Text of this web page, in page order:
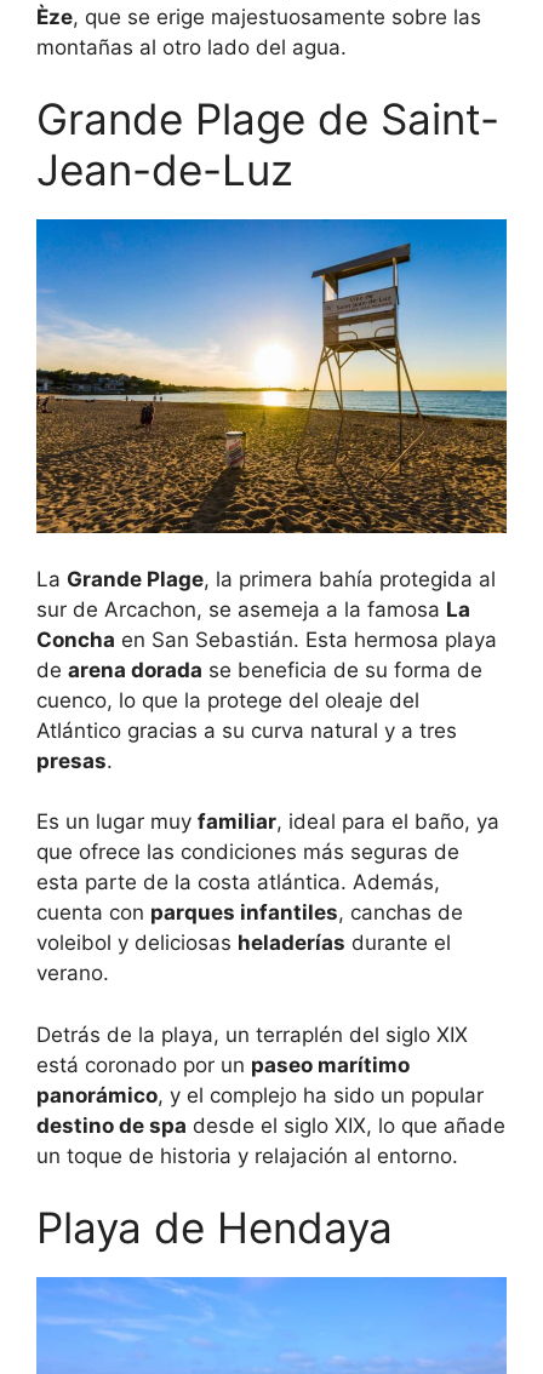
Èze, que se erige majestuosamente sobre las
montañas al otro lado del agua.
Grande Plage de Saint-
Jean-de-Luz
La Grande Plage, la primera bahía protegida al
sur de Arcachon, se asemeja a la famosa La
Concha en San Sebastián. Esta hermosa playa
de arena dorada se beneficia de su forma de
cuenco, lo que la protege del oleaje del
Atlántico gracias a su curva natural y a tres
presas.
Es un lugar muy familiar, ideal para el baño, ya
que ofrece las condiciones más seguras de
esta parte de la costa atlántica. Además,
cuenta con parques infantiles, canchas de
voleibol y deliciosas heladerías durante el
verano.
Detrás de la playa, un terraplén del siglo XIX
está coronado por un paseo marítimo
panorámico, y el complejo ha sido un popular
destino de spa desde el siglo XIX, lo que añade
un toque de historia y relajación al entorno.
Playa de Hendaya